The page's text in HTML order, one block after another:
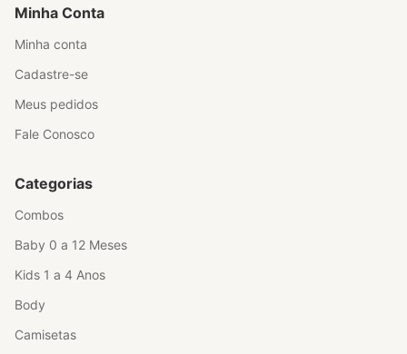
Minha Conta
Minha conta
Cadastre-se
Meus pedidos
Fale Conosco
Categorias
Combos
Baby 0 a 12 Meses
Kids 1 a 4 Anos
Body
Camisetas